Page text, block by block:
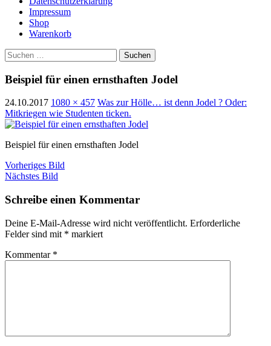
Impressum
Shop
Warenkorb
Suchen
nach:
Beispiel für einen ernsthaften Jodel
24.10.2017 1080 × 457 Was zur Hölle… ist denn Jodel ? Oder:
Mitkriegen wie Studenten ticken.
Beispiel für einen ernsthaften Jodel
Vorheriges Bild
Nächstes Bild
Schreibe einen Kommentar
Deine E-Mail-Adresse wird nicht veröffentlicht. Erforderliche
Felder sind mit * markiert
Kommentar *